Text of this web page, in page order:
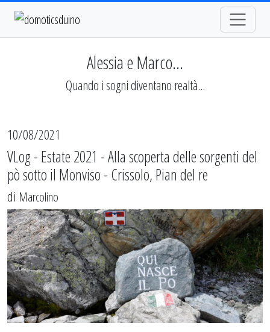
Alessia e Marco...
Quando i sogni diventano realtà...
10/08/2021
VLog - Estate 2021 - Alla scoperta delle sorgenti del
pò sotto il Monviso - Crissolo, Pian del re
di Marcolino